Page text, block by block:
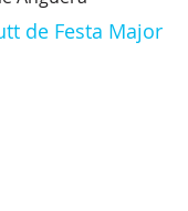
de Festa Major